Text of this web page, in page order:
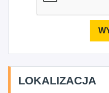
LOKALIZACJA